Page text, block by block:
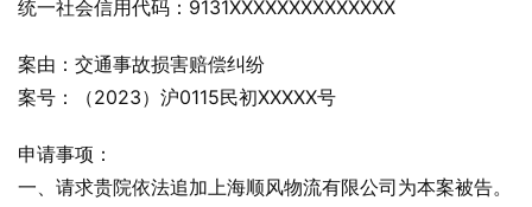
统一社会信用代码：9131XXXXXXXXXXXXXX
案由：交通事故损害赔偿纠纷
案号：（2023）沪0115民初XXXXX号
申请事项：
一、请求贵院依法追加上海顺风物流有限公司为本案被告。